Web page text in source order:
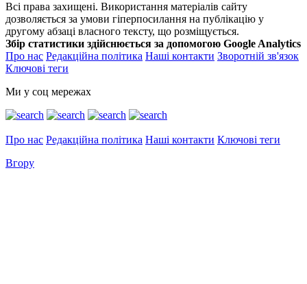
Всі права захищені. Використання матеріалів сайту
дозволяється за умови гіперпосилання на публікацію у
другому абзаці власного тексту, що розміщується.
Збір статистики здійснюється за допомогою Google Analytics
Про нас Редакційна політика Наші контакти Зворотній зв'язок
Ключові теги
Ми у соц мережах
Про нас Редакційна політика Наші контакти Ключові теги
Вгору